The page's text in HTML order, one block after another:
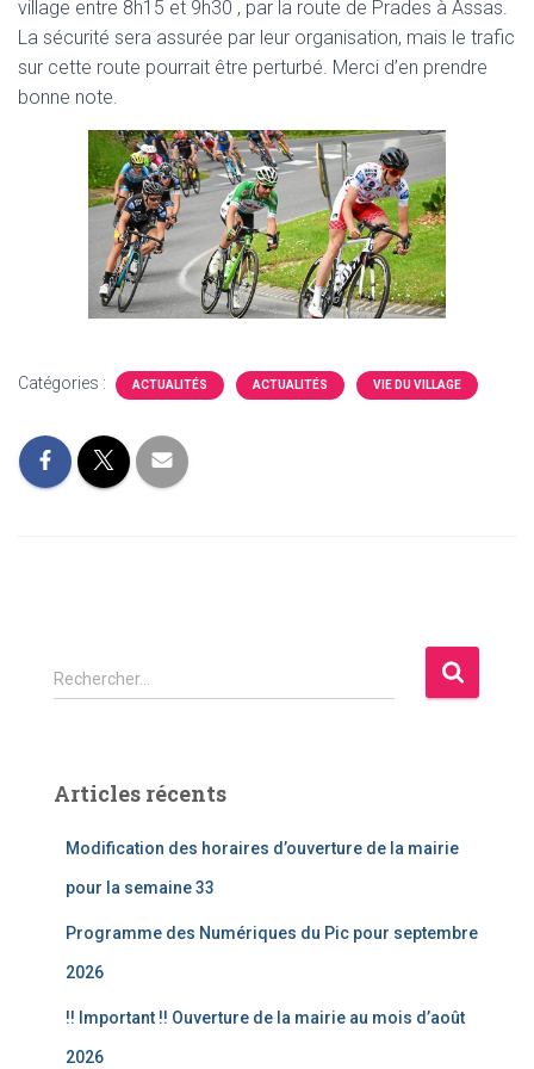
village entre 8h15 et 9h30 , par la route de Prades à Assas.
La sécurité sera assurée par leur organisation, mais le trafic
sur cette route pourrait être perturbé. Merci d’en prendre
bonne note.
Catégories : ACTUALITÉS ACTUALITÉS VIE DU VILLAGE
R
e
r
Rechercher…
Articles récents
Modification des horaires d’ouverture de la mairie
pour la semaine 33
Programme des Numériques du Pic pour septembre
2026
!! Important !! Ouverture de la mairie au mois d’août
2026